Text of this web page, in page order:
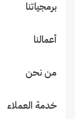
برمجياتنا
أعمالنا
من نحن
خدمة العملاء